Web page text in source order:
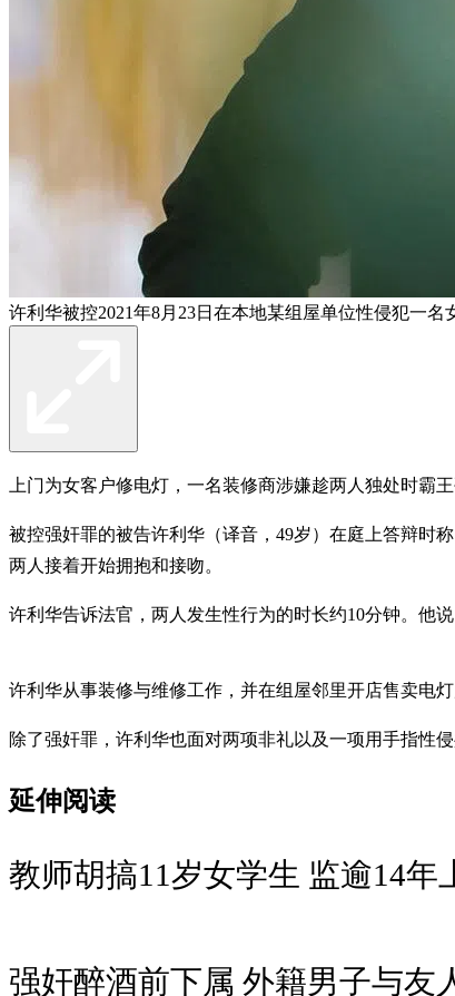
许利华被控2021年8月23日在本地某组屋单位性侵犯一
上门为女客户修电灯，一名装修商涉嫌趁两人独处时霸
被控强奸罪的被告许利华（译音，49岁）在庭上答辩时
两人接着开始拥抱和接吻。
许利华告诉法官，两人发生性行为的时长约10分钟。他
许利华从事装修与维修工作，并在组屋邻里开店售卖电
除了强奸罪，许利华也面对两项非礼以及一项用手指性
延伸阅读
教师胡搞11岁女学生 监逾14年
强奸醉酒前下属 外籍男子与友